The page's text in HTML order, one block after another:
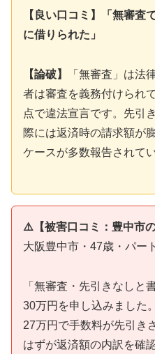
【良い口コミ】「無審査
に借りられた」
【論破】
「無審査」は法
者は審査を義務付けられ
点で違法宣言です。先引
際には返済時の請求額が
ケースが多数報告されてい
⚠️【被害口コミ：豊中市
大阪豊中市・47歳・パー
「無審査・先引きなしと
30万円を申し込みました
27万円で手数料が先引き
はずが返済額の内訳を確